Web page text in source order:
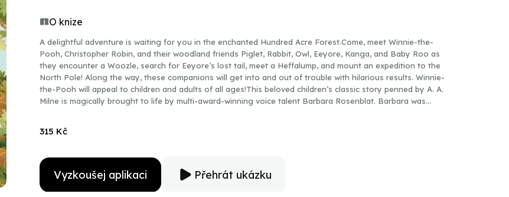
O knize
A delightful adventure is waiting for you in the enchanted Hundred Acre Forest.Come, meet Winnie-the-
Pooh, Christopher Robin, and their woodland friends Piglet, Rabbit, Owl, Eeyore, Kanga, and Baby Roo as
they encounter a Woozle, search for Eeyore’s lost tail, meet a Heffalump, and mount an expedition to the
North Pole! Along the way, these companions will get into and out of trouble with hilarious results. Winnie-
the-Pooh will appeal to children and adults of all ages!This beloved children’s classic story penned by A. A.
Milne is magically brought to life by multi-award-winning voice talent Barbara Rosenblat. Barbara was
315 Kč
Vyzkoušej aplikaci Přehrát ukázku